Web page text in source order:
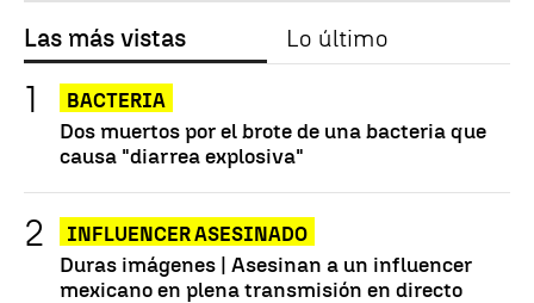
Las más vistas Lo último
BACTERIA
Dos muertos por el brote de una bacteria que
causa "diarrea explosiva"
INFLUENCER ASESINADO
Duras imágenes | Asesinan a un influencer
mexicano en plena transmisión en directo